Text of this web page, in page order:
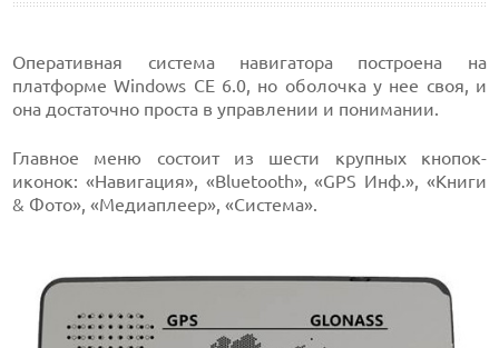
Оперативная система навигатора построена на
платформе Windows CE 6.0, но оболочка у нее своя, и
она достаточно проста в управлении и понимании.
Главное меню состоит из шести крупных кнопок-
иконок: «Навигация», «Bluetooth», «GPS Инф.», «Книги
& Фото», «Медиаплеер», «Система».